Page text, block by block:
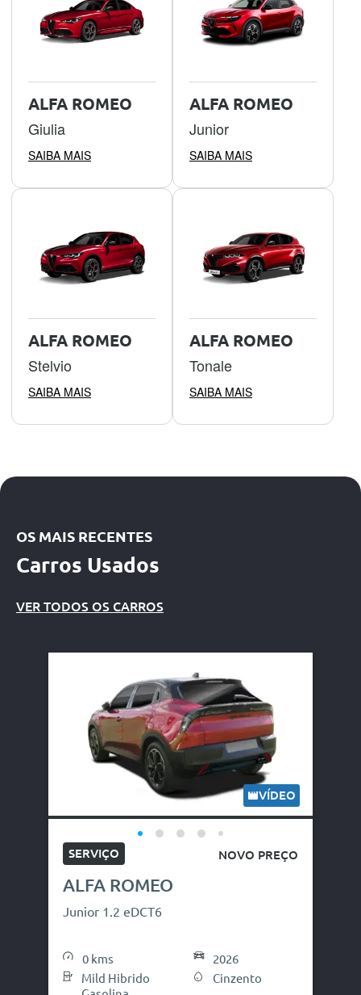
ALFA ROMEO
Giulia
SAIBA MAIS
ALFA ROMEO
Junior
SAIBA MAIS
ALFA ROMEO
Stelvio
SAIBA MAIS
ALFA ROMEO
Tonale
SAIBA MAIS
OS MAIS RECENTES
Carros Usados
VER TODOS OS CARROS
VÍDEO
SERVIÇO NOVO PREÇO
ALFA ROMEO
Junior 1.2 eDCT6
0 kms
Mild Hibrido
2026
Cinzento